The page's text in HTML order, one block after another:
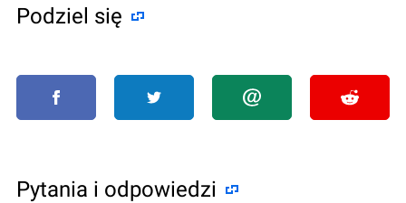
Podziel się
Pytania i odpowiedzi